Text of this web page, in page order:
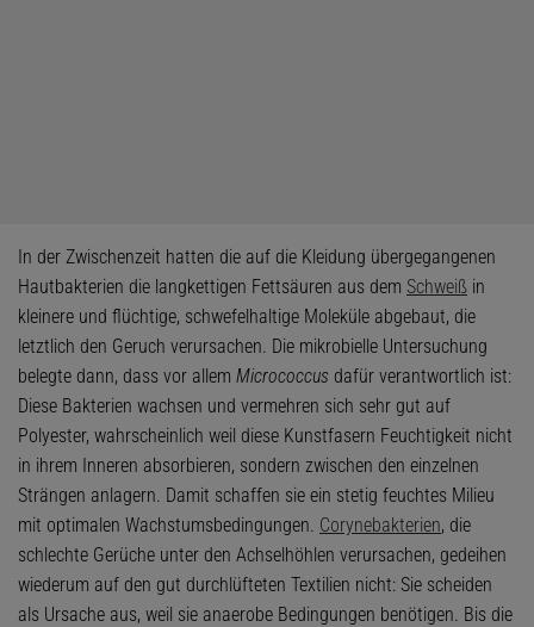
In der Zwischenzeit hatten die auf die Kleidung übergegangenen
Hautbakterien die langkettigen Fettsäuren aus dem Schweiß in
kleinere und flüchtige, schwefelhaltige Moleküle abgebaut, die
letztlich den Geruch verursachen. Die mikrobielle Untersuchung
belegte dann, dass vor allem Micrococcus dafür verantwortlich ist:
Diese Bakterien wachsen und vermehren sich sehr gut auf
Polyester, wahrscheinlich weil diese Kunstfasern Feuchtigkeit nicht
in ihrem Inneren absorbieren, sondern zwischen den einzelnen
Strängen anlagern. Damit schaffen sie ein stetig feuchtes Milieu
mit optimalen Wachstumsbedingungen. Corynebakterien, die
schlechte Gerüche unter den Achselhöhlen verursachen, gedeihen
wiederum auf den gut durchlüfteten Textilien nicht: Sie scheiden
als Ursache aus, weil sie anaerobe Bedingungen benötigen. Bis die